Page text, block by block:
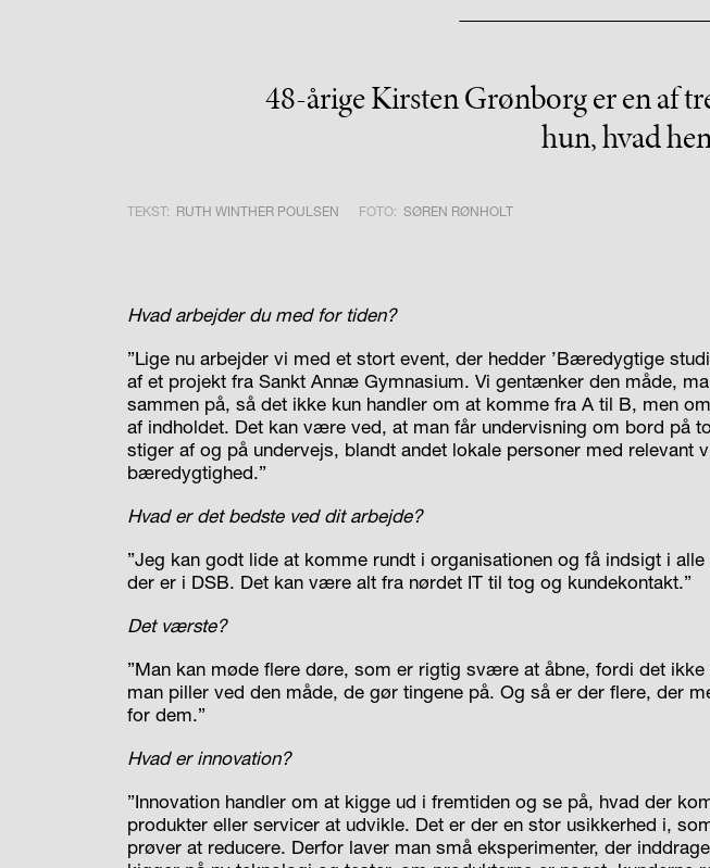
48-årige Kirsten Grønborg er en af
hun, hvad
TEKST: RUTH WINTHER POULSEN FOTO: SØREN RØNHOLT
Hvad arbejder du med for tiden?
”Lige nu arbejder vi med et stort event, der hedder ’Bæredygtige
af et projekt fra Sankt Annæ Gymnasium. Vi gentænker den måde,
sammen på, så det ikke kun handler om at komme fra A til B, men
af indholdet. Det kan være ved, at man får undervisning om bord på
stiger af og på undervejs, blandt andet lokale personer med relevant
bæredygtighed.”
Hvad er det bedste ved dit arbejde?
”Jeg kan godt lide at komme rundt i organisationen og få indsigt i
der er i DSB. Det kan være alt fra nørdet IT til tog og kundekontakt.”
Det værste?
”Man kan møde flere døre, som er rigtig svære at åbne, fordi det
man piller ved den måde, de gør tingene på. Og så er der flere, der
for dem.”
Hvad er innovation?
”Innovation handler om at kigge ud i fremtiden og se på, hvad der
produkter eller servicer at udvikle. Det er der en stor usikkerhed i,
prøver at reducere. Derfor laver man små eksperimenter, der